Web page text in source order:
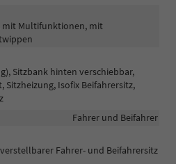
mit Multifunktionen, mit
Sitzbank hinten verschiebbar,
Isofix Beifahrersitz,
Fahrer und Beifahrer
Fahrer- und Beifahrersitz